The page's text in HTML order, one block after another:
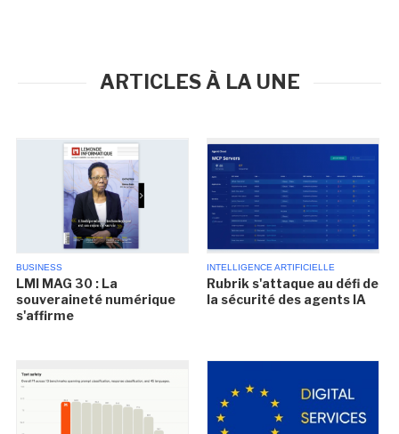
ARTICLES À LA UNE
BUSINESS
LMI MAG 30 : La
souveraineté numérique
s'affirme
INTELLIGENCE ARTIFICIELLE
Rubrik s'attaque au défi de
la sécurité des agents IA